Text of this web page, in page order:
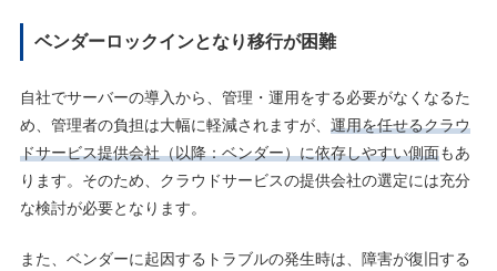
ベンダーロックインとなり移行が困難
自社でサーバーの導入から、管理・運用をする必要がなくなるた
め、管理者の負担は大幅に軽減されますが、 運用を任せるクラウ
ドサービス提供会社（以降：ベンダー）に依存しやすい側面もあ
ります。そのため、クラウドサービスの提供会社の選定には充分
な検討が必要となります。
また、ベンダーに起因するトラブルの発生時は、障害が復旧する